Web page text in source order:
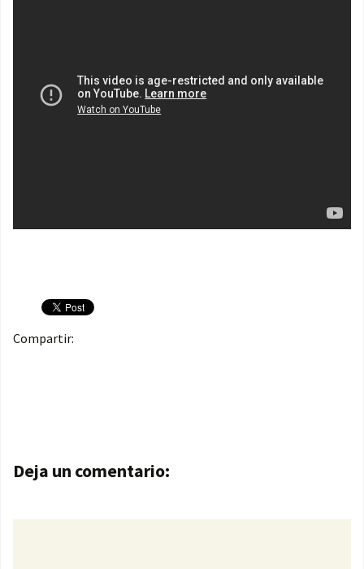
Compartir:
Navegación de entradas
Deja un comentario: